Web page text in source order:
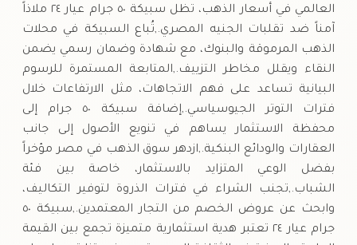
العالمي في أسعار الذهب، تظل سبيكة ٥٠ جرام عيار ٢٤ ملاذاً
آمناً ضد تقلبات الجنيه المصري.,تُباع السبيكة في محلات
الذهب المرموقة والبنوك، مع شهادة وضمان رسمي يضمن
النقاء ويقلل مخاطر التزييف.,المتابعة المستمرة للرسوم
البيانية تساعد على فهم الاتجاهات، مثل الارتفاعات خلال
فترات التوتر الجيوسياسي.,إضافة سبيكة ٥٠ جرام إلى
محفظة الاستثمار يساهم في تنويع الأصول إلى جانب
العقارات والودائع البنكية.,ازدهر سوق الذهب في مصر مؤخراً
بفضل الوعي المتزايد بالاستثمار، خاصة بين فئة
الشباب.,تجنب الشراء في فترات الذروة لتوفير التكاليف،
وابحث عن عروض الخصم من التجار المعتمدين.,سبيكة ٥٠
جرام عيار ٢٤ تعتبر هدية استثمارية متميزة تجمع بين القيمة